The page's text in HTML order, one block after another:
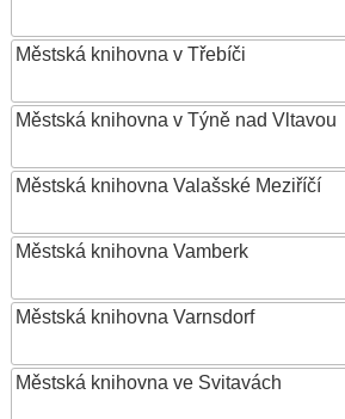
Městská knihovna v Třebíči
Městská knihovna v Týně nad Vltavou
Městská knihovna Valašské Meziříčí
Městská knihovna Vamberk
Městská knihovna Varnsdorf
Městská knihovna ve Svitavách